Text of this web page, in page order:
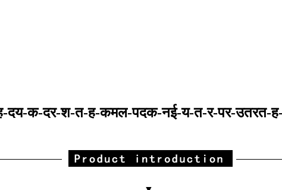
दय-क-दर-श-त-ह-कमल-पदक-नई-य-त-र-पर-उतरत-